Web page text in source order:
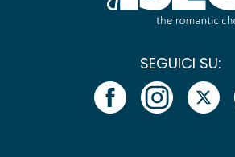
SEGUICI SU: